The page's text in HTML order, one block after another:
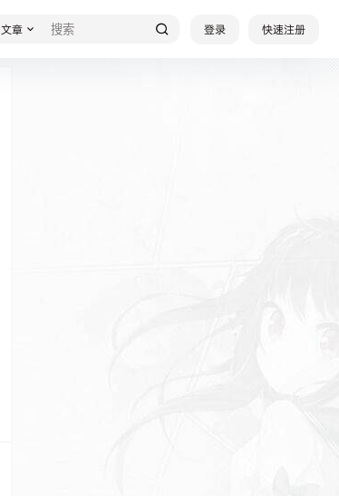
文章 登录 快速注册